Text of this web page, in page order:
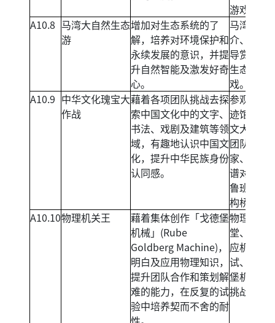
游戏。
A10.8 马湾大自然生态
游
增加对生态系统的了
解，培养对环境保护和
永续发展的意识，并提
升自然智能及激发好奇
心。
马湾生态
介、大自
导赏，以
生态小游
戏。
A10.9 中华文化瑰宝大
作战
藉着各项团队挑战去探
索中国文化中的文字、
书法、戏剧及建筑等领
域，有趣地认识中国文
化，提升中华民族身份
认同感。
参观马湾
迹馆、甲
文大解碼
团队书法
家、粤剧
谱对对碰
鲁班榫卯
构桥工程
A10.10物理机关王
藉着集体创作「戈德堡
机械」(Rube
Goldberg Machine)，
明白及应用物理知识，
提升团队合作和策划解
难的能力，在反复的试
验中培养契而不舍的耐
物理应用
堂、连锁
应机械测
试、「戈
堡机械」
挑战。